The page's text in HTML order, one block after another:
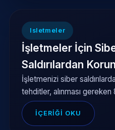
Isletmeler
İşletmeler İçin
Saldırılardan
İşletmenizi siber
tehditler, alınması
İÇERIĞI OKU